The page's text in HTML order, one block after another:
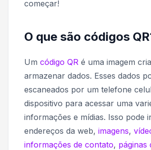
começar!
O que são códigos
Um código QR é uma imagem
armazenar dados. Esses dados
escaneados por um telefone
dispositivo para acessar uma
informações e mídias. Isso pode
endereços da web, imagens,
informações de contato, páginas